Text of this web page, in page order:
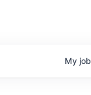
My job